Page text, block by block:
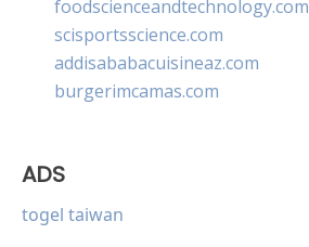
foodscienceandtechnology.com
scisportsscience.com
addisababacuisineaz.com
burgerimcamas.com
ADS
togel taiwan